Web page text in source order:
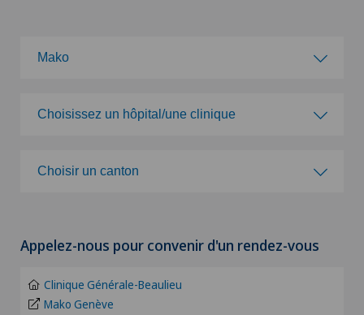
Mako
Choisissez un hôpital/une clinique
Clinique de Montchoisi
Clinique de Valère
Choisir un canton
BE
Appelez-nous pour convenir d'un rendez-vous
Clinique Générale-Beaulieu
Mako Genève